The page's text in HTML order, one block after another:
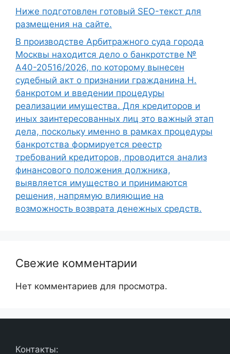
Ниже подготовлен готовый SEO-текст для
размещения на сайте.
В производстве Арбитражного суда города
Москвы находится дело о банкротстве №
А40-20516/2026, по которому вынесен
судебный акт о признании гражданина Н.
банкротом и введении процедуры
реализации имущества. Для кредиторов и
иных заинтересованных лиц это важный этап
дела, поскольку именно в рамках процедуры
банкротства формируется реестр
требований кредиторов, проводится анализ
финансового положения должника,
выявляется имущество и принимаются
решения, напрямую влияющие на
возможность возврата денежных средств.
Свежие комментарии
Нет комментариев для просмотра.
Контакты: